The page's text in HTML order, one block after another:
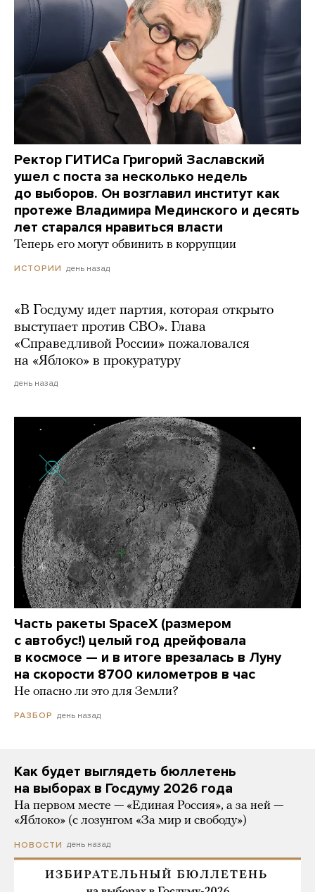
Ректор ГИТИСа Григорий Заславский
ушел с поста за несколько недель
до выборов. Он возглавил институт как
протеже Владимира Мединского и десять
лет старался нравиться власти
Теперь его могут обвинить в коррупции
ИСТОРИИ день назад
«В Госдуму идет партия, которая открыто
выступает против СВО». Глава
«Справедливой России» пожаловался
на «Яблоко» в прокуратуру
день назад
Часть ракеты SpaceX (размером
с автобус!) целый год дрейфовала
в космосе — и в итоге врезалась в Луну
на скорости 8700 километров в час
Не опасно ли это для Земли?
РАЗБОР день назад
Как будет выглядеть бюллетень
на выборах в Госдуму 2026 года
На первом месте — «Единая Россия», а за ней —
«Яблоко» (с лозунгом «За мир и свободу»)
НОВОСТИ день назад